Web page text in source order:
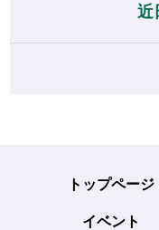
近
トップページ
イベント